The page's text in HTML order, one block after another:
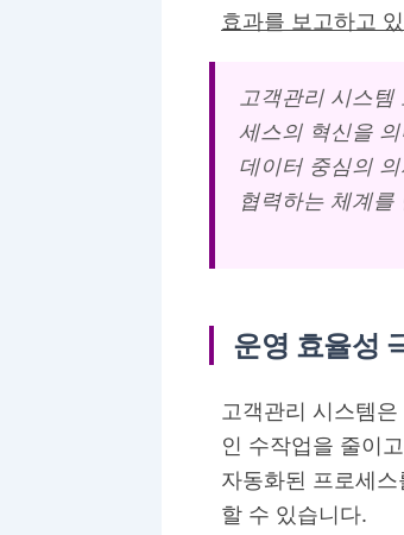
효과를 보고하고
고객관리 시스
세스의 혁신을
데이터 중심의
협력하는 체계
운영 효율성
고객관리 시스템
인 수작업을 줄이
자동화된 프로세
할 수 있습니다.